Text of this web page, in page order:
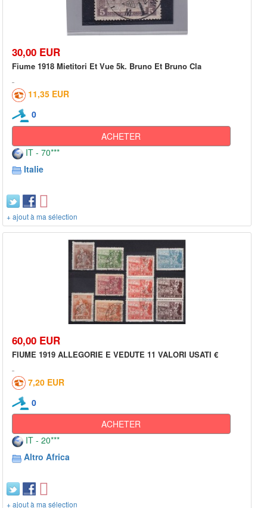
30,00 EUR
Fiume 1918 Mietitori Et Vue 5k. Bruno Et Bruno Cla
11,35 EUR
0
ACHETER
IT - 70***
Italie
+ ajout à ma sélection
60,00 EUR
FIUME 1919 ALLEGORIE E VEDUTE 11 VALORI USATI €
7,20 EUR
0
ACHETER
IT - 20***
Altro Africa
+ ajout à ma sélection